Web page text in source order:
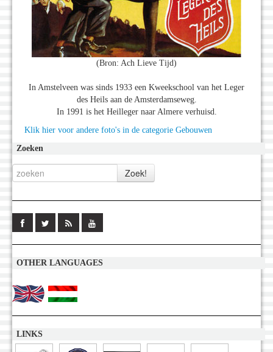
(Bron: Ach Lieve Tijd)
In Amstelveen was sinds 1933 een Kweekschool van het Leger
des Heils aan de Amsterdamseweg.
In 1991 is het Heilleger naar Almere verhuisd.
Klik hier voor andere foto's in de categorie Gebouwen
Zoeken
OTHER LANGUAGES
LINKS